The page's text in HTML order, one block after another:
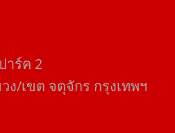
าร์ค​ 2
/เขต​ จตุจักร​ กรุงเทพฯ